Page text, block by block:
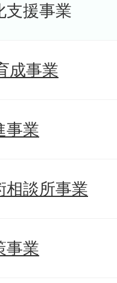
支援事業
成事業
事業
相談所事業
事業